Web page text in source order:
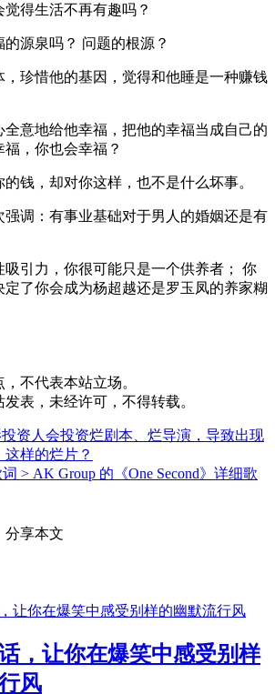
得生活不再有趣吗？
源泉吗？ 问题的根源？
，珍惜他的基因，觉得和他睡是一种赚钱
意地给他幸福，把他的幸福当成自己的
，你也会幸福？
钱，却对你这样，也不是什么坏事。
强调：有事业基础对于男人的婚姻还是有
引力，你很可能只是一个供养者； 你
了你会成为杨超越还是罗玉凤的养家糊
不代表本站立场。
表，未经许可，不得转载。
资人会投资烂剧本、烂导演，导致出现
样的烂片？
> AK Group 的《One Second》详细歌
分享本文
，让你在爆笑中感受别样
风